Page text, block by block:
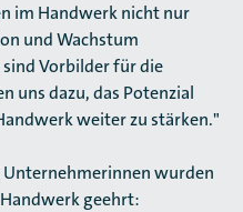
im Handwerk nicht nur
und Wachstum
Vorbilder für die
uns dazu, das Potenzial
weiter zu stärken."
wurden
geehrt: